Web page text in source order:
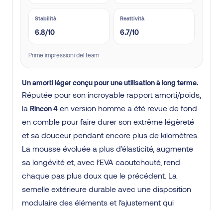
Stabilità
6.8/10
Reattività
6.7/10
Prime impressioni del team
Un amorti léger conçu pour une utilisation à long terme.
Réputée pour son incroyable rapport amorti/poids,
la Rincon 4 en version homme a été revue de fond
en comble pour faire durer son extrême légèreté
et sa douceur pendant encore plus de kilomètres.
La mousse évoluée a plus d’élasticité, augmente
sa longévité et, avec l’EVA caoutchouté, rend
chaque pas plus doux que le précédent. La
semelle extérieure durable avec une disposition
modulaire des éléments et l’ajustement qui